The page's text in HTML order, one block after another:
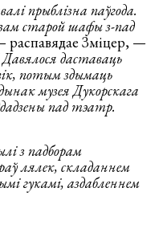
прыблізна паўгода.
старой шафы з-пад
распавядае Зміцер, —
Давялося даставаць
потым здымаць
музея Дукорскага
пад тэатр.
з падборам
лялек, складаннем
гукамі, аздабленнем